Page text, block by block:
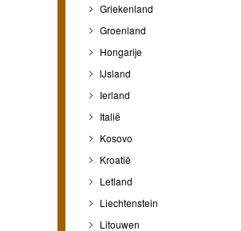
Griekenland
Groenland
Hongarije
IJsland
Ierland
Italië
Kosovo
Kroatië
Letland
Liechtenstein
Litouwen